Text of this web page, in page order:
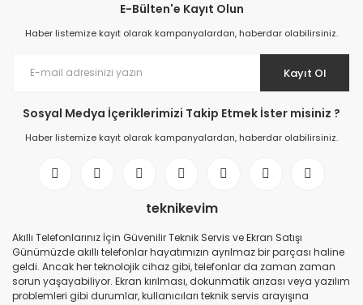
E-Bülten'e Kayıt Olun
Haber listemize kayıt olarak kampanyalardan, haberdar olabilirsiniz.
Kayıt Ol
Sosyal Medya İçeriklerimizi Takip Etmek İster misiniz ?
Haber listemize kayıt olarak kampanyalardan, haberdar olabilirsiniz.
teknikevim
Akıllı Telefonlarınız İçin Güvenilir Teknik Servis ve Ekran Satışı
Günümüzde akıllı telefonlar hayatımızın ayrılmaz bir parçası haline
geldi. Ancak her teknolojik cihaz gibi, telefonlar da zaman zaman
sorun yaşayabiliyor. Ekran kırılması, dokunmatik arızası veya yazılım
problemleri gibi durumlar, kullanıcıları teknik servis arayışına